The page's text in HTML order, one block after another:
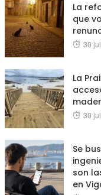
La
que
30
La
30
Se
son
en